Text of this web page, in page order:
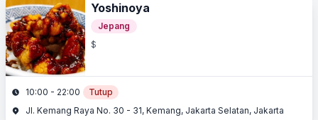
Yoshinoya
Jepang
$
10:00 - 22:00
Tutup
Jl. Kemang Raya No. 30 - 31, Kemang, Jakarta Selatan, Jakarta